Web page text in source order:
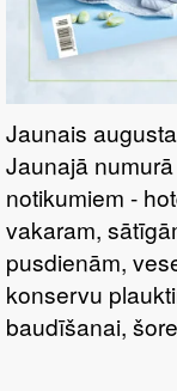
Jaunais
Jaunajā
notikumiem -
vakaram,
pusdienām,
konservu
baudīšanai,